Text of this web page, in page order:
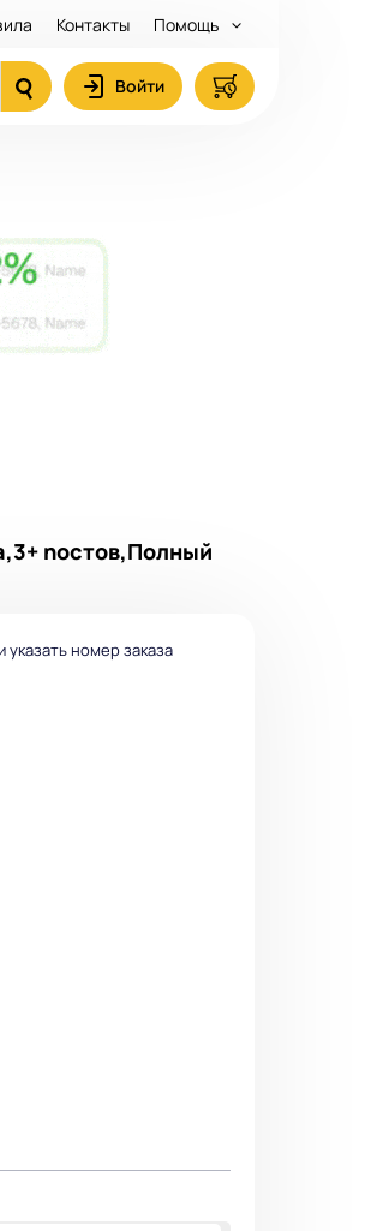
Контакты Помощь
Войти
nоcтoв,Полный
номер заказа